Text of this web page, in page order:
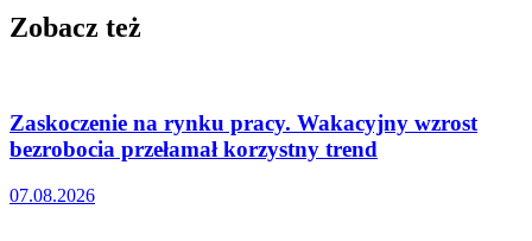
Zobacz też
Zaskoczenie na rynku pracy. Wakacyjny wzrost
bezrobocia przełamał korzystny trend
07.08.2026